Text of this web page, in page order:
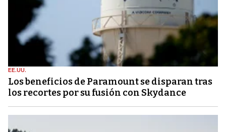
EE.UU.
Los beneficios de Paramount se disparan tras
los recortes por su fusión con Skydance